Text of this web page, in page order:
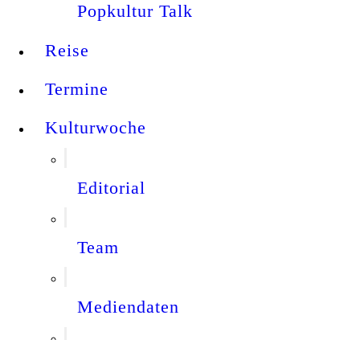
Popkultur Talk
Reise
Termine
Kulturwoche
Editorial
Team
Mediendaten